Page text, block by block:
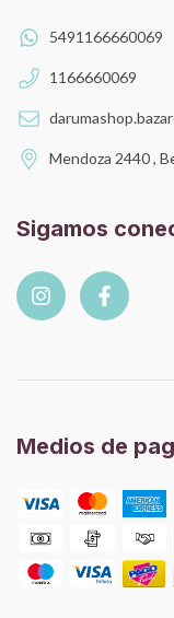
5491166660069
1166660069
Mendoza 2440 ,
Sigamos
Medios de